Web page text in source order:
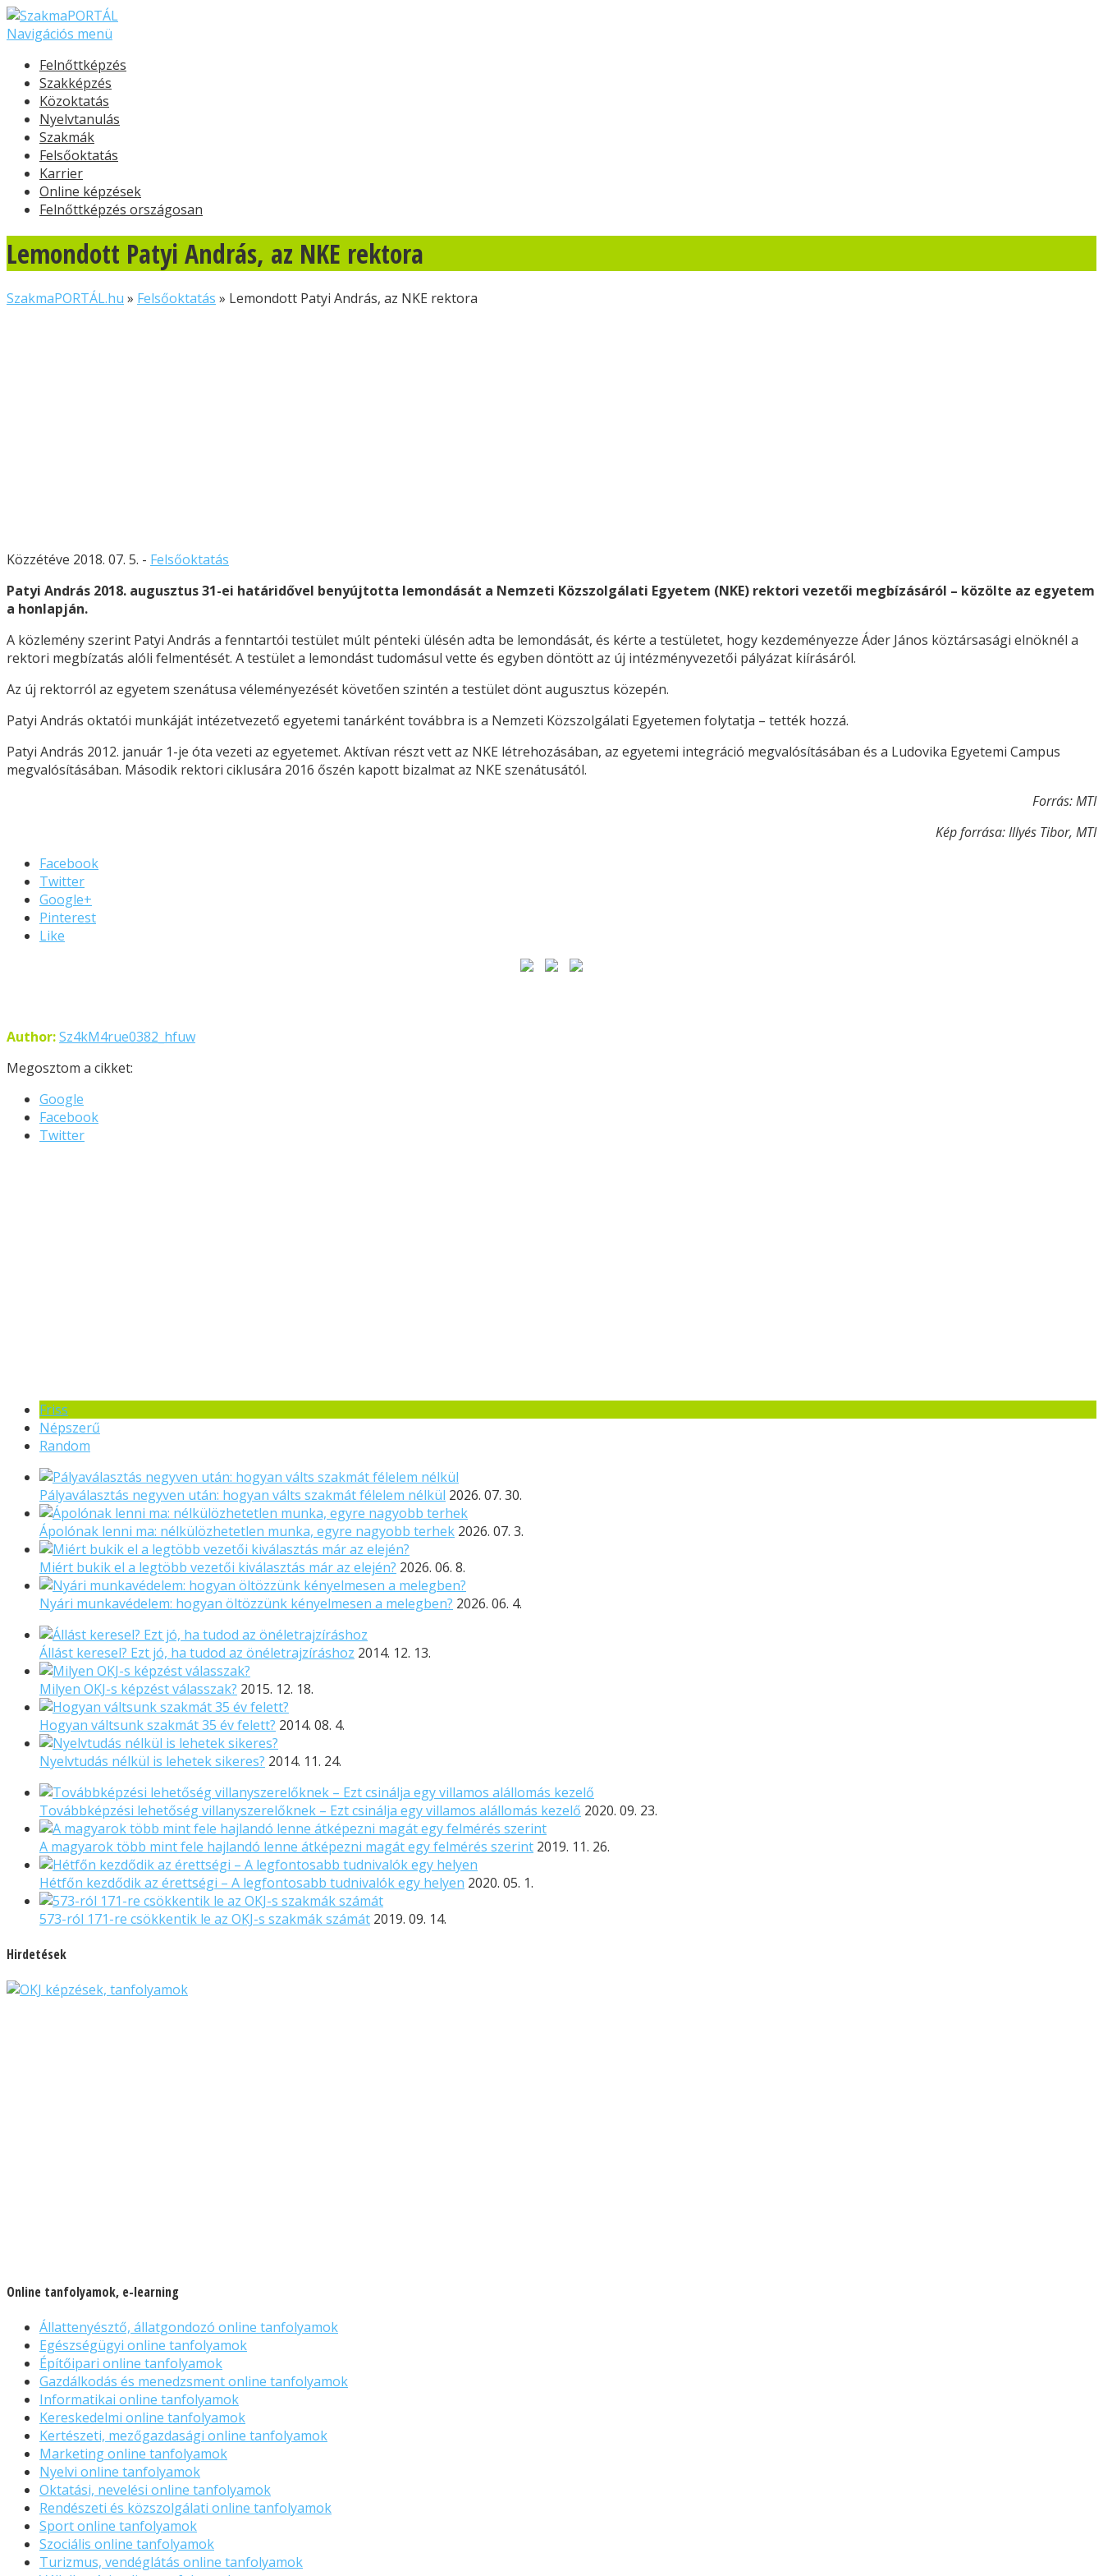
Navigációs menü
Felnőttképzés
Szakképzés
Közoktatás
Nyelvtanulás
Szakmák
Felsőoktatás
Karrier
Online képzések
Felnőttképzés országosan
Lemondott Patyi András, az NKE rektora
SzakmaPORTÁL.hu » Felsőoktatás » Lemondott Patyi András, az NKE rektora
Közzétéve 2018. 07. 5. - Felsőoktatás
Patyi András 2018. augusztus 31-ei határidővel benyújtotta lemondását a Nemzeti Közszolgálati Egyetem (NKE) rektori vezetői megbízásáról – közölte az egyetem
a honlapján.
A közlemény szerint Patyi András a fenntartói testület múlt pénteki ülésén adta be lemondását, és kérte a testületet, hogy kezdeményezze Áder János köztársasági elnöknél a
rektori megbízatás alóli felmentését. A testület a lemondást tudomásul vette és egyben döntött az új intézményvezetői pályázat kiírásáról.
Az új rektorról az egyetem szenátusa véleményezését követően szintén a testület dönt augusztus közepén.
Patyi András oktatói munkáját intézetvezető egyetemi tanárként továbbra is a Nemzeti Közszolgálati Egyetemen folytatja – tették hozzá.
Patyi András 2012. január 1-je óta vezeti az egyetemet. Aktívan részt vett az NKE létrehozásában, az egyetemi integráció megvalósításában és a Ludovika Egyetemi Campus
megvalósításában. Második rektori ciklusára 2016 őszén kapott bizalmat az NKE szenátusától.
Forrás: MTI
Kép forrása: Illyés Tibor, MTI
Facebook
Twitter
Google+
Pinterest
Like
Author:Sz4kM4rue0382_hfuw
Megosztom a cikket:
Google
Facebook
Twitter
Friss
Népszerű
Random
Pályaválasztás negyven után: hogyan válts szakmát félelem nélkül 2026. 07. 30.
Ápolónak lenni ma: nélkülözhetetlen munka, egyre nagyobb terhek 2026. 07. 3.
Miért bukik el a legtöbb vezetői kiválasztás már az elején? 2026. 06. 8.
Nyári munkavédelem: hogyan öltözzünk kényelmesen a melegben? 2026. 06. 4.
Állást keresel? Ezt jó, ha tudod az önéletrajzíráshoz 2014. 12. 13.
Milyen OKJ-s képzést válasszak? 2015. 12. 18.
Hogyan váltsunk szakmát 35 év felett? 2014. 08. 4.
Nyelvtudás nélkül is lehetek sikeres? 2014. 11. 24.
Továbbképzési lehetőség villanyszerelőknek – Ezt csinálja egy villamos alállomás kezelő 2020. 09. 23.
A magyarok több mint fele hajlandó lenne átképezni magát egy felmérés szerint 2019. 11. 26.
Hétfőn kezdődik az érettségi – A legfontosabb tudnivalók egy helyen 2020. 05. 1.
573-ról 171-re csökkentik le az OKJ-s szakmák számát 2019. 09. 14.
Hirdetések
Online tanfolyamok, e-learning
Állattenyésztő, állatgondozó online tanfolyamok
Egészségügyi online tanfolyamok
Építőipari online tanfolyamok
Gazdálkodás és menedzsment online tanfolyamok
Informatikai online tanfolyamok
Kereskedelmi online tanfolyamok
Kertészeti, mezőgazdasági online tanfolyamok
Marketing online tanfolyamok
Nyelvi online tanfolyamok
Oktatási, nevelési online tanfolyamok
Rendészeti és közszolgálati online tanfolyamok
Sport online tanfolyamok
Szociális online tanfolyamok
Turizmus, vendéglátás online tanfolyamok